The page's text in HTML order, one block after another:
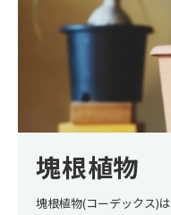
塊根植物
塊根植物(コーデックス)